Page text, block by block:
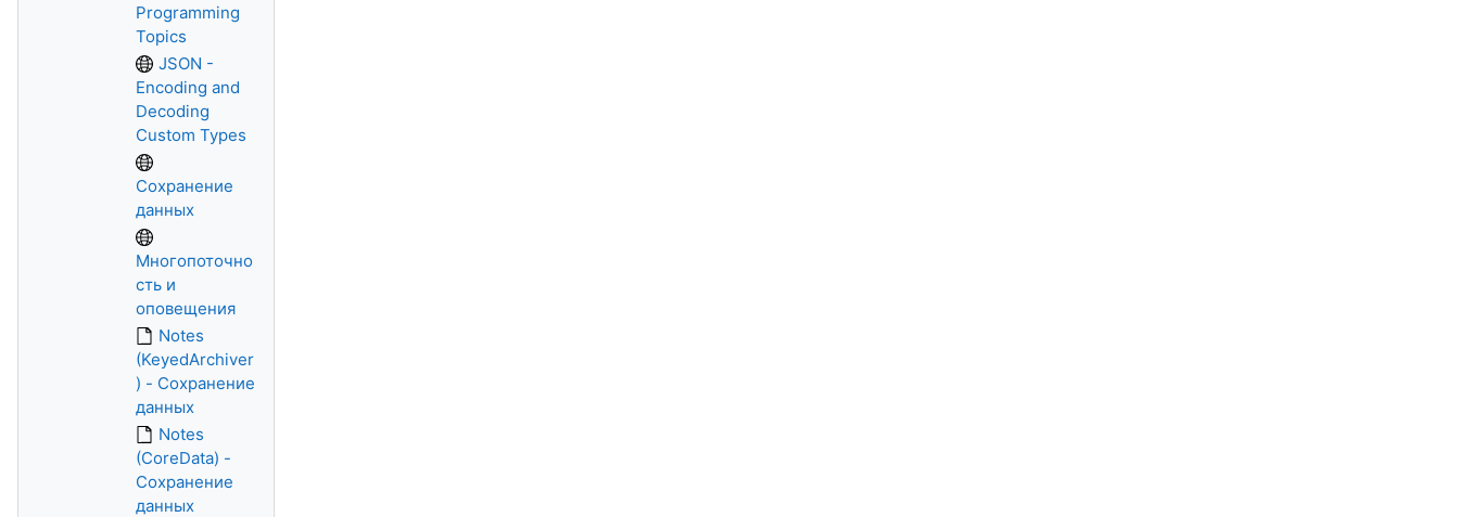
Programming
Topics
JSON -
Encoding and
Decoding
Custom Types
Сохранение
данных
Многопоточно
сть и
оповещения
Notes
(KeyedArchiver
) - Сохранение
данных
Notes
(CoreData) -
Сохранение
данных